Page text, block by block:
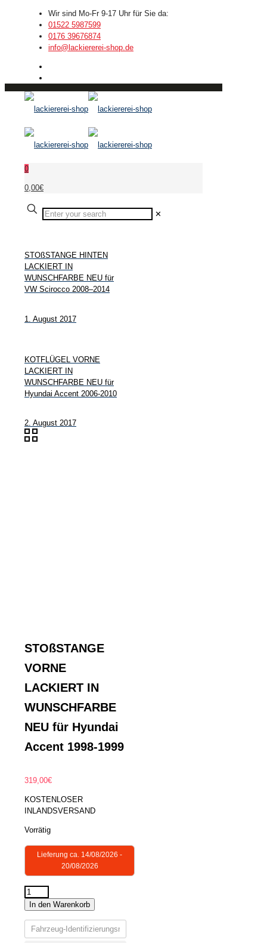
Wir sind Mo-Fr 9-17 Uhr für Sie da:
01522 5987599
0176 39676874
info@lackiererei-shop.de
0
0,00€
✕
STOßSTANGE HINTEN
LACKIERT IN
WUNSCHFARBE NEU für
VW Scirocco 2008–2014
1. August 2017
KOTFLÜGEL VORNE
LACKIERT IN
WUNSCHFARBE NEU für
Hyundai Accent 2006-2010
2. August 2017
STOßSTANGE
VORNE
LACKIERT IN
WUNSCHFARBE
NEU für Hyundai
Accent 1998-1999
319,00€
KOSTENLOSER
INLANDSVERSAND
Vorrätig
Lieferung ca. 14/08/2026 -
20/08/2026
STOßSTANGE
LACKIERT
IN
In den Warenkorb